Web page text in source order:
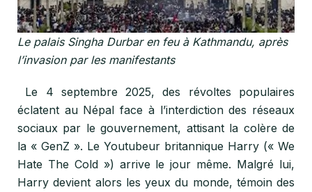
Le palais Singha Durbar en feu à Kathmandu, après
l’invasion par les manifestants
Le 4 septembre 2025, des révoltes populaires
éclatent au Népalface à l’interdiction des réseaux
sociaux par le gouvernement, attisant la colère de
la « GenZ ». Le Youtubeur britannique Harry (« We
Hate The Cold ») arrive le jour même. Malgré lui,
Harry devient alors les yeux du monde, témoin des